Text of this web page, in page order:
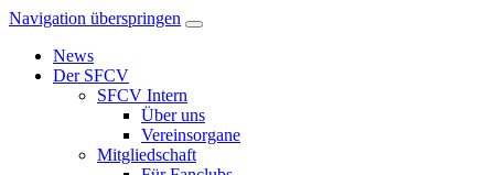
Navigation überspringen
News
Der SFCV
SFCV Intern
Über uns
Vereinsorgane
Mitgliedschaft